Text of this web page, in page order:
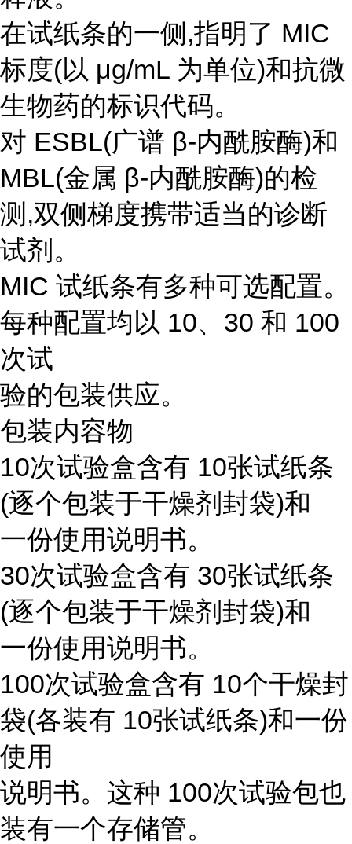
在试纸条的一侧,指明了 MIC
标度(以 μg/mL 为单位)和抗微
生物药的标识代码。
对 ESBL(广谱 β-内酰胺酶)和
MBL(金属 β-内酰胺酶)的检
测,双侧梯度携带适当的诊断
试剂。
MIC 试纸条有多种可选配置。
每种配置均以 10、30 和 100
次试
验的包装供应。
包装内容物
10次试验盒含有 10张试纸条
(逐个包装于干燥剂封袋)和
一份使用说明书。
30次试验盒含有 30张试纸条
(逐个包装于干燥剂封袋)和
一份使用说明书。
100次试验盒含有 10个干燥封
袋(各装有 10张试纸条)和一份
使用
说明书。这种 100次试验包也
装有一个存储管。